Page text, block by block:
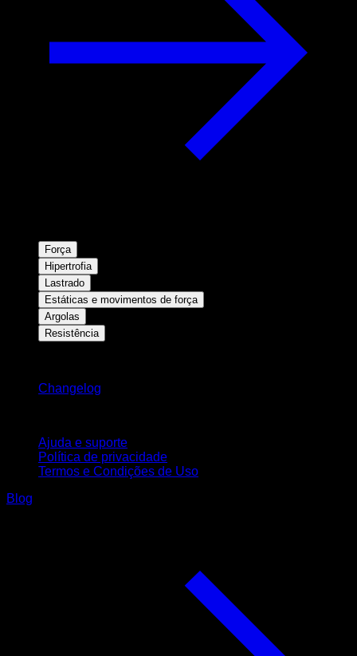
Força
Hipertrofia
Lastrado
Estáticas e movimentos de força
Argolas
Resistência
Changelog
Ajuda e suporte
Política de privacidade
Termos e Condições de Uso
Blog